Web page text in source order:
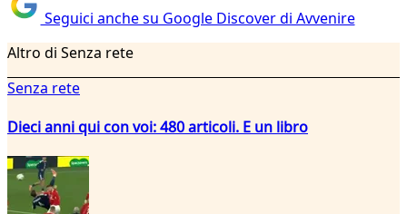
Seguici anche su Google Discover di Avvenire
Altro di Senza rete
Senza rete
Dieci anni qui con voi: 480 articoli. E un libro